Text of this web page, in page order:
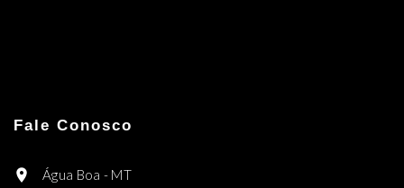
Fale Conosco
Água Boa - MT